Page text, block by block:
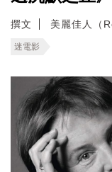
撰文 美麗佳人（
迷電影